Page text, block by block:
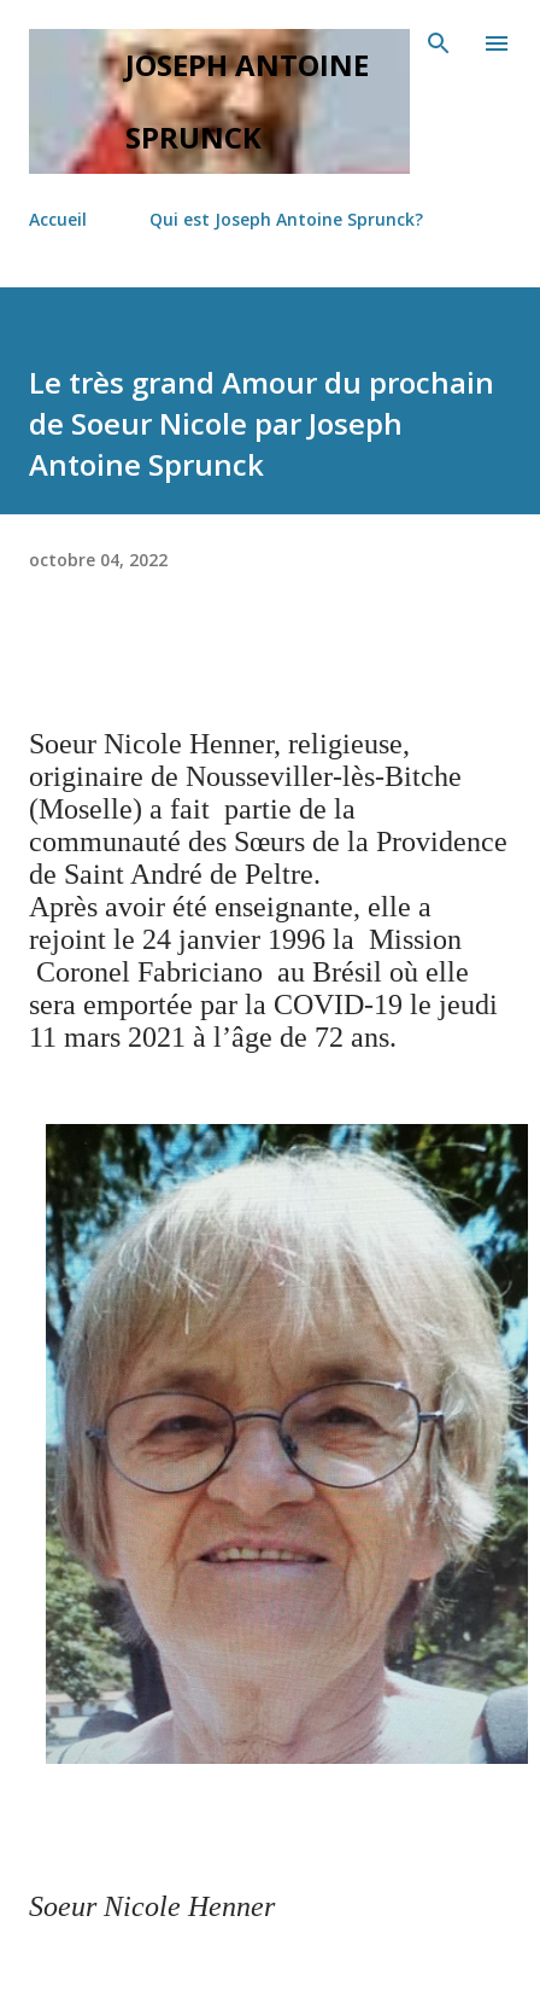
Accéder au contenu principal
JOSEPH ANTOINE
SPRUNCK
Accueil Qui est Joseph Antoine Sprunck?
Le très grand Amour du prochain
de Soeur Nicole par Joseph
Antoine Sprunck
octobre 04, 2022
Soeur Nicole Henner, religieuse,
originaire de Nousseviller-lès-Bitche
(Moselle) a fait partie de la
communauté des Sœurs de la Providence
de Saint André de Peltre.
Après avoir été enseignante, elle a
rejoint le 24 janvier 1996 la Mission
Coronel Fabriciano au Brésil où elle
sera emportée par la COVID-19 le jeudi
11 mars 2021 à l’âge de 72 ans.
Soeur Nicole Henner